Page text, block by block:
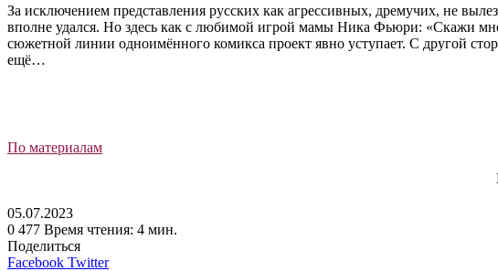
За исключением представления русских как агрессивных, дремучих, не
вполне удался. Но здесь как с любимой игрой мамы Ника Фьюри: «Скажи
сюжетной линии одноимённого комикса проект явно уступает. С другой
ещё…
По материалам
05.07.2023
0 477 Время чтения: 4 мин.
Поделиться
Facebook TwitterLinkedIn
Tumblr
Reddit
Вконтакте
Одноклассники
Skype
Messenger
Messenger
WhatsApp
Telegram
Viber
Line